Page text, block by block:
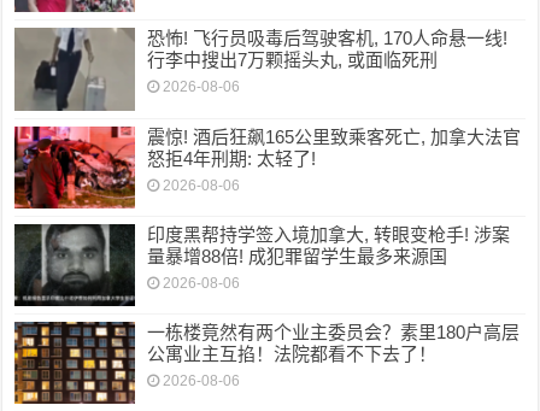
恐怖! 飞行员吸毒后驾驶客机, 170人命悬一线!
行李中搜出7万颗摇头丸, 或面临死刑
2026-08-06
震惊! 酒后狂飙165公里致乘客死亡, 加拿大法官
怒拒4年刑期: 太轻了!
2026-08-06
印度黑帮持学签入境加拿大, 转眼变枪手! 涉案
量暴增88倍! 成犯罪留学生最多来源国
2026-08-06
一栋楼竟然有两个业主委员会？素里180户高层
公寓业主互掐！法院都看不下去了！
2026-08-06